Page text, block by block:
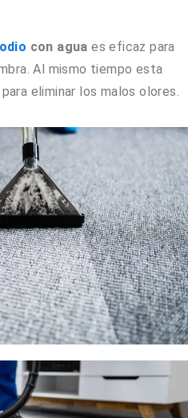
con aguaes eficaz para
Al mismo tiempo esta
eliminar los malos olores.